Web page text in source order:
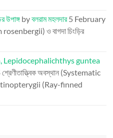
উপাঙ্গ byবলরাম মহলদার5 February
ও বাগদা চিংড়ির
Lepidocephalichthys guntea
শ্রেণীতাত্ত্বিক অবস্থান (Systematic
(Ray-finned